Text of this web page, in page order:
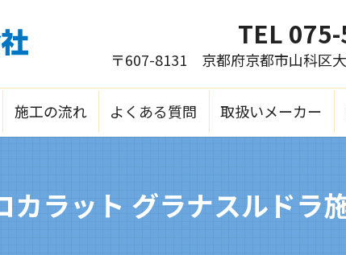
施工の流れ よくある質問 取扱いメーカー
TEL
〒607-8131 京都府京都市山科区
カラット グラナスルドラ